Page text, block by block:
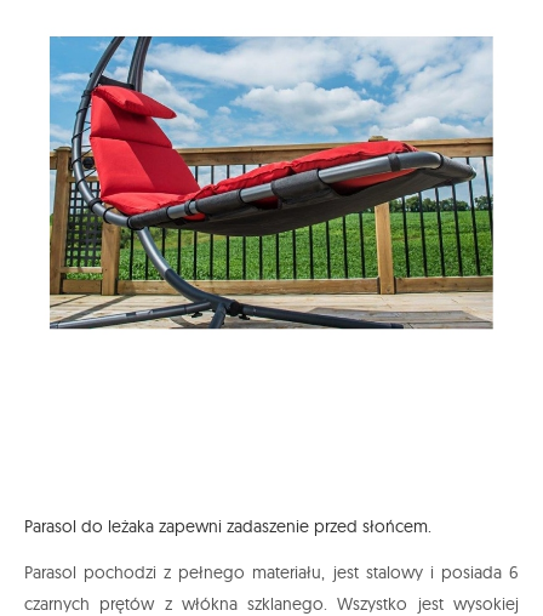
Parasol do leżaka zapewni zadaszenie przed słońcem.
Parasol pochodzi z pełnego materiału, jest stalowy i posiada 6
czarnych prętów z włókna szklanego. Wszystko jest wysokiej